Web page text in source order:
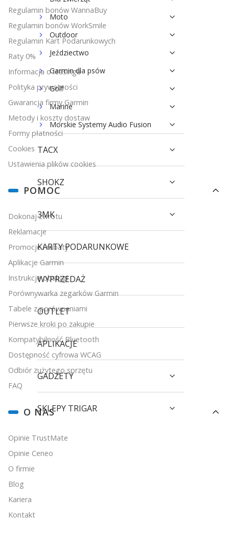
Moto
Outdoor
Jeździectwo
Garmin dla psów
Golf
Marine
Morskie Systemy Audio Fusion
TACX
SHOKZ
3MK
KARTY PODARUNKOWE
WYPRZEDAŻ
OUTLET
APLIKACJE
GADŻETY
SKLEPY TRIGAR
Regulamin bonów WannaBuy
Regulamin bonów WorkSmile
Regulamin Kart Podarunkowych
Raty 0%
Informacja o leasingu
Polityka prywatności
Gwarancja firmy Garmin
Metody i koszty dostaw
Formy płatności
Cookies
Ustawienia plików cookies
POMOC
Dokonaj zwrotu
Reklamacje
Promocje i rabaty
Aplikacje Garmin
Instrukcje obsługi
Porównywarka zegarków Garmin
Tabele z porównaniami
Pierwsze kroki po zakupie
Kompatybilność Bluetooth
Dostępność cyfrowa WCAG
Odbiór zużytego sprzętu
FAQ
O NAS
Opinie TrustMate
Opinie Ceneo
O firmie
Blog
Kariera
Kontakt